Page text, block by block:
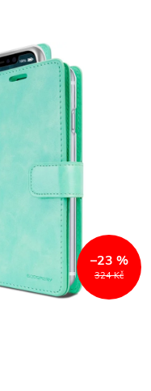
324 Kč
–23 %